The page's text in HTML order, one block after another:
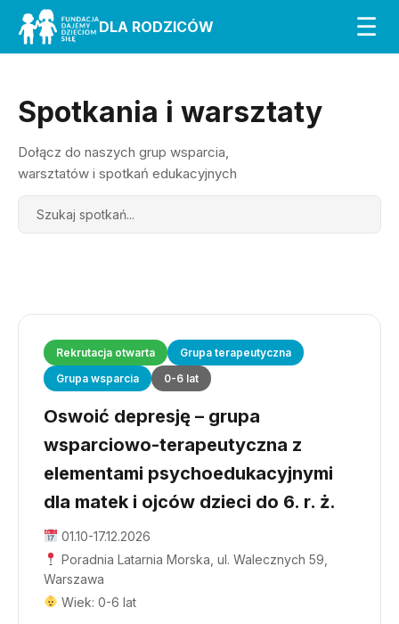
DLA RODZICÓW ☰
Spotkania i warsztaty
Dołącz do naszych grup wsparcia,
warsztatów i spotkań edukacyjnych
Search
Rekrutacja otwarta
Grupa terapeutyczna
Grupa wsparcia
0-6 lat
Oswoić depresję – grupa
wsparciowo-terapeutyczna z
elementami psychoedukacyjnymi
dla matek i ojców dzieci do 6. r. ż.
01.10-17.12.2026
Poradnia Latarnia Morska, ul. Walecznych 59,
Warszawa
Wiek: 0-6 lat